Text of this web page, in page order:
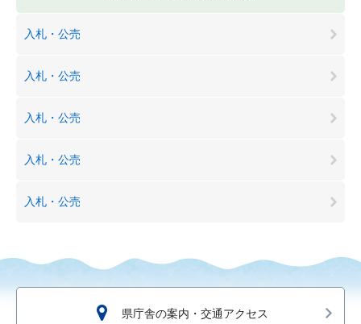
入札・公売
入札・公売
入札・公売
入札・公売
入札・公売
県庁舎の案内・交通アクセス